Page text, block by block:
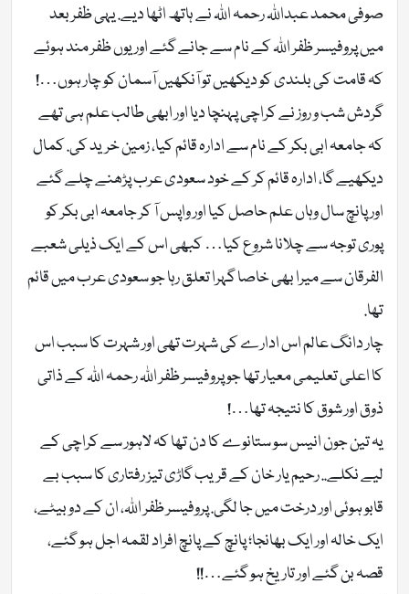
صوفی محمد عبداللہ رحمہ اللہ نے ہاتھ اٹھا دیے. یہی ظفر بعد
میں پروفیسر ظفر اللہ کے نام سے جانے گئے اور یوں ظفر مند ہوئے
کہ قامت کی بلندی کو دیکھیں تو آنکھیں آسمان کو چار ہوں…!
گردش شب و روز نے کراچی پہنچا دیا اور ابھی طالب علم ہی تھے
کہ جامعہ ابی بکر کے نام سے ادارہ قائم کیا، زمین خرید کی. کمال
دیکھیے گا، ادارہ قائم کر کے خود سعودی عرب پڑھنے چلے گئے
اور پانچ سال وہاں علم حاصل کیا اور واپس آ کر جامعہ ابی بکر کو
پوری توجہ سے چلانا شروع کیا… کبھی اس کے ایک ذیلی شعبے
الفرقان سے میرا بھی خاصا گہرا تعلق رہا جو سعودی عرب میں قائم
تھا.
چار دانگ عالم اس ادارے کی شہرت تھی اور شہرت کا سبب اس
کا اعلی تعلیمی معیار تھا جو پروفیسر ظفر اللہ رحمہ اللہ کے ذاتی
ذوق اور شوق کا نتیجہ تھا…!
یہ تین جون انیس سو ستانوے کا دن تھا کہ لاہور سے کراچی کے
لیے نکلے.. رحیم یار خان کے قریب گاڑی تیز رفتاری کا سبب بے
قابو ہوئی اور درخت میں جا لگی. پروفیسر ظفر اللہ، ان کے دو بیٹے،
ایک خالہ اور ایک بھانجا؛ پانچ کے پانچ افراد لقمہ اجل ہو گئے،
قصہ بن گئے اور تاریخ ہو گئے…!!